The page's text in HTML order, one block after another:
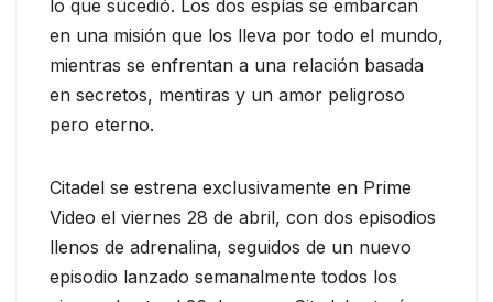
lo que sucedió. Los dos espías se embarcan
en una misión que los lleva por todo el mundo,
mientras se enfrentan a una relación basada
en secretos, mentiras y un amor peligroso
pero eterno.
Citadel se estrena exclusivamente en Prime
Video el viernes 28 de abril, con dos episodios
llenos de adrenalina, seguidos de un nuevo
episodio lanzado semanalmente todos los